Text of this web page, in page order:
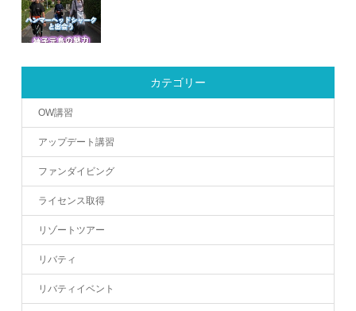
カテゴリー
OW講習
アップデート講習
ファンダイビング
ライセンス取得
リゾートツアー
リバティ
リバティイベント